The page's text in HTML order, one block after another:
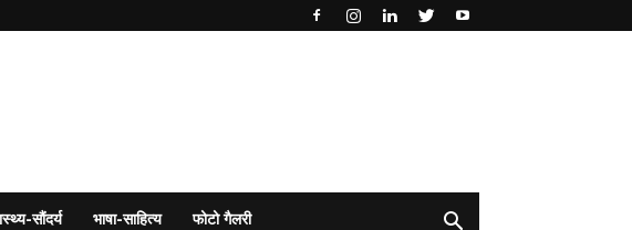
सौंदर्य भाषा-साहित्य फोटो गैलरी